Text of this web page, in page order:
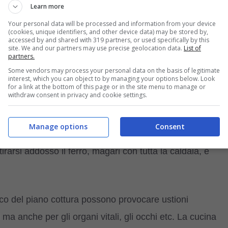
oggetti contundenti etc. Per l’animale domestico vale
da certi rischi. Vediamo da vicino quali sono queste
sono solo due degli elementi che trasmettono
come passatempo dai nostri amici
a rosicchiarli, rischiando di restarne folgorati.
a un gomitolo di lana oppure al filo del ferro
addosso il ferro, magari con tutta la caldaia, è
del piano cottura possono provocare ustioni
anche per gli organi vitali, gli occhi etc. La cucina
Learn more
Your personal data will be processed and information from your device
(cookies, unique identifiers, and other device data) may be stored by,
accessed by and shared with 319 partners, or used specifically by this
site. We and our partners may use precise geolocation data. List of
partners.
Some vendors may process your personal data on the basis of legitimate
interest, which you can object to by managing your options below. Look
for a link at the bottom of this page or in the site menu to manage or
withdraw consent in privacy and cookie settings.
Consent
Manage options